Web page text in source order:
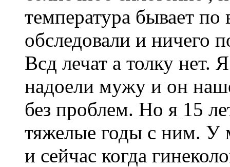
температура бывает
обследовали и ничего
Всд лечат а толку
надоели мужу и он
без проблем. Но я 15
тяжелые годы с ним. У
и сейчас когда